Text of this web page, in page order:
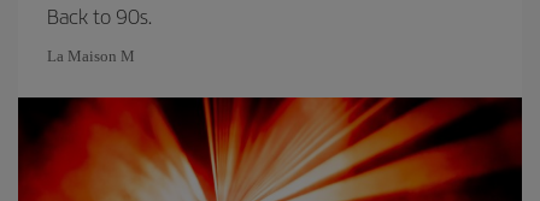
Back to 90s.
La Maison M